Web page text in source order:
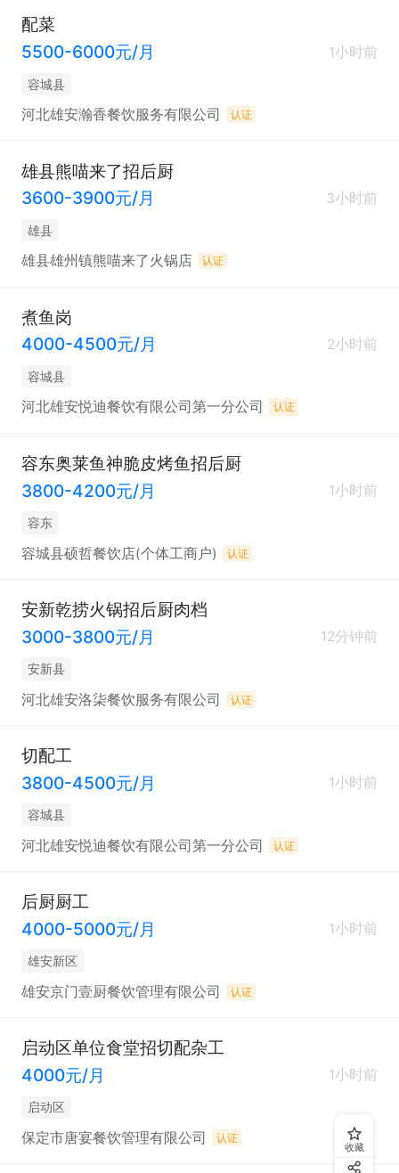
配菜
5500-6000元/月
1小时前
容城县
河北雄安瀚香餐饮服务有限公司 认证
雄县熊喵来了招后厨
3600-3900元/月
3小时前
雄县
雄县雄州镇熊喵来了火锅店 认证
煮鱼岗
4000-4500元/月
2小时前
容城县
河北雄安悦迪餐饮有限公司第一分公司 认证
容东奥莱鱼神脆皮烤鱼招后厨
3800-4200元/月
1小时前
容东
容城县硕哲餐饮店(个体工商户) 认证
安新乾捞火锅招后厨肉档
3000-3800元/月
12分钟前
安新县
河北雄安洛柒餐饮服务有限公司 认证
切配工
3800-4500元/月
1小时前
容城县
河北雄安悦迪餐饮有限公司第一分公司 认证
后厨厨工
4000-5000元/月
1小时前
雄安新区
雄安京门壹厨餐饮管理有限公司 认证
启动区单位食堂招切配杂工
4000元/月
1小时前
启动区
保定市唐宴餐饮管理有限公司 认证
收藏